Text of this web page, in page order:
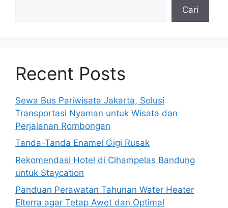
Cari
Recent Posts
Sewa Bus Pariwisata Jakarta, Solusi
Transportasi Nyaman untuk Wisata dan
Perjalanan Rombongan
Tanda-Tanda Enamel Gigi Rusak
Rekomendasi Hotel di Cihampelas Bandung
untuk Staycation
Panduan Perawatan Tahunan Water Heater
Elterra agar Tetap Awet dan Optimal